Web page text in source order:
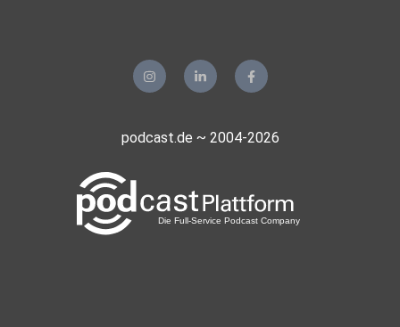
podcast.de ~ 2004-2026